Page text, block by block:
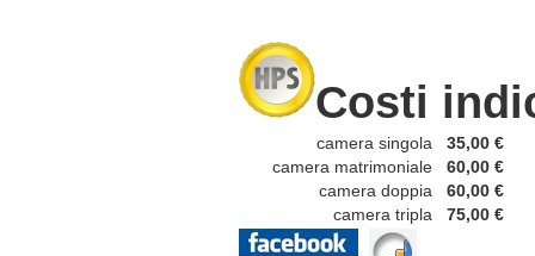
Costi
camera singola
35,00 €
camera matrimoniale
60,00 €
camera doppia
60,00 €
camera tripla
75,00 €